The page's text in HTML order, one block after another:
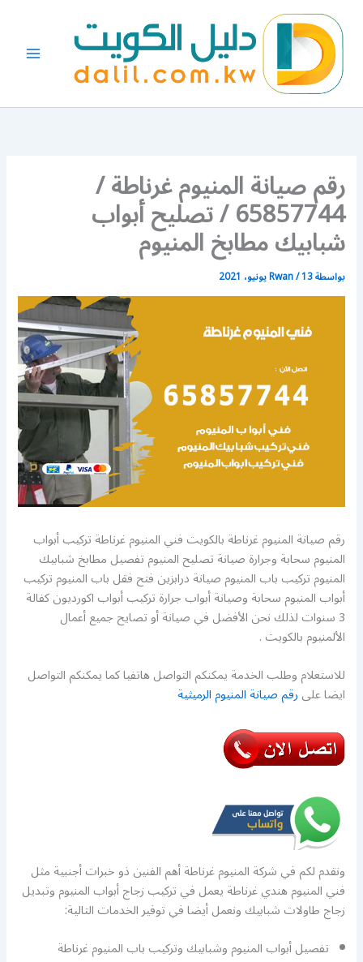
المحتوى
رقم صيانة المنيوم غرناطة /
65857744 / تصليح أبواب
شبابيك مطابخ المنيوم
بواسطة Rwan/13 يونيو، 2021
رقم صيانة المنيوم غرناطة بالكويت فني المنيوم غرناطة تركيب أبواب
المنيوم سحابة وجرارة صيانة تصليح المنيوم تفصيل مطابخ شبابيك
المنيوم تركيب باب المنيوم صيانة درابزين فتح فقل باب المنيوم تركيب
أبواب المنيوم سحابة وصيانة أبواب جرارة تركيب أبواب اكورديون كفالة
3 سنوات لذلك نحن الأفضل في صيانة أو تصايح جميع أعمال
الألمنيوم بالكويت .
للاستعلام وطلب الخدمة يمكنكم التواصل هاتفيا كما يمكنكم التواصل
ايضا علىرقم صيانة المنيوم الرميثية
ونقدم لكم في شركة المنيوم غرناطة أهم الفنين ذو خبرات أجنبية مثل
فني المنيوم هندي غرناطة يعمل في تركيب زجاج أبواب المنيوم وتبديل
زجاج طاولات شبابيك ونعمل أيضا في توفير الخدمات التالية:
تفصيل أبواب المنيوم وشبابيك وتركيب باب المنيوم غرناطة